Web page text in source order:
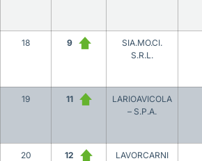
18 9
SIA.MO.CI.
S.R.L.
19 11
LARIOAVICOLA
– S.P.A.
20 12
LAVORCARNI